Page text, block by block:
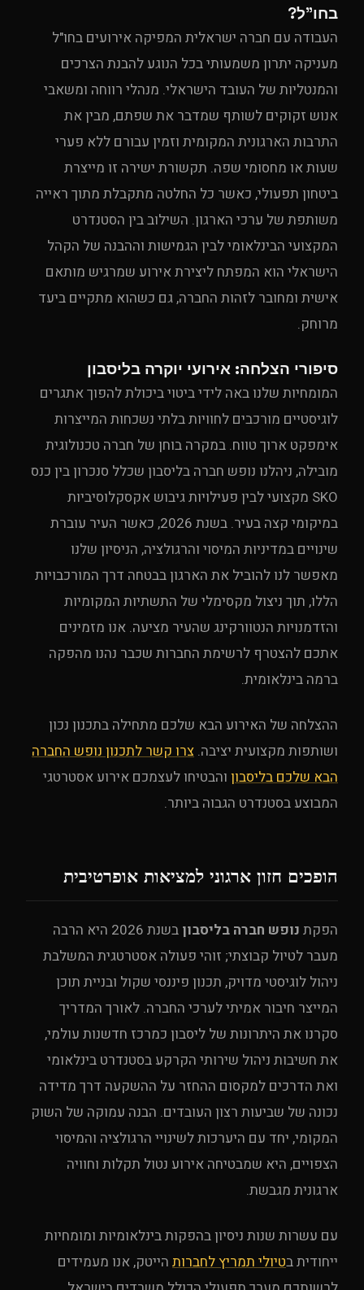
בחו"ל?
העבודה עם חברה ישראלית המפיקה אירועים בחו"ל
מעניקה יתרון משמעותי בכל הנוגע להבנת הצרכים
והמנטליות של העובד הישראלי. מנהלי רווחה ומשאבי
אנוש זקוקים לשותף שמדבר את שפתם, מבין את
התרבות הארגונית המקומית וזמין עבורם ללא פערי
שעות או מחסומי שפה. תקשורת ישירה זו מייצרת
ביטחון תפעולי, כאשר כל החלטה מתקבלת מתוך ראייה
משותפת של ערכי הארגון. השילוב בין הסטנדרט
המקצועי הבינלאומי לבין הגמישות וההבנה של הקהל
הישראלי הוא המפתח ליצירת אירוע שמרגיש מותאם
אישית ומחובר לזהות החברה, גם כשהוא מתקיים ביעד
מרוחק.
סיפורי הצלחה: אירועי יוקרה בליסבון
המומחיות שלנו באה לידי ביטוי ביכולת להפוך אתגרים
לוגיסטיים מורכבים לחוויות בלתי נשכחות המייצרות
אימפקט ארוך טווח. במקרה בוחן של חברה טכנולוגית
מובילה, ניהלנו נופש חברה בליסבון שכלל סנכרון בין כנס
SKO מקצועי לבין פעילויות גיבוש אקסקלוסיביות
במיקומי קצה בעיר. בשנת 2026, כאשר העיר עוברת
שינויים במדיניות המיסוי והרגולציה, הניסיון שלנו
מאפשר לנו להוביל את הארגון בבטחה דרך המורכבויות
הללו, תוך ניצול מקסימלי של התשתיות המקומיות
והזדמנויות הנטוורקינג שהעיר מציעה. אנו מזמינים
אתכם להצטרף לרשימת החברות שכבר נהנו מהפקה
ברמה בינלאומית.
ההצלחה של האירוע הבא שלכם מתחילה בתכנון נכון
ושותפות מקצועית יציבה. צרו קשר לתכנון נופש החברה
הבא שלכם בליסבון והבטיחו לעצמכם אירוע אסטרטגי
המבוצע בסטנדרט הגבוה ביותר.
הופכים חזון ארגוני למציאות אופרטיבית
הפקת נופש חברה בליסבון
בשנת 2026 היא הרבה
מעבר לטיול קבוצתי; זוהי פעולה אסטרטגית המשלבת
ניהול לוגיסטי מדויק, תכנון פיננסי שקול ובניית תוכן
המייצר חיבור אמיתי לערכי החברה. לאורך המדריך
סקרנו את היתרונות של ליסבון כמרכז חדשנות עולמי,
את חשיבות ניהול שירותי הקרקע בסטנדרט בינלאומי
ואת הדרכים למקסום ההחזר על ההשקעה דרך מדידה
נכונה של שביעות רצון העובדים. הבנה עמוקה של השוק
המקומי, יחד עם היערכות לשינויי הרגולציה והמיסוי
הצפויים, היא שמבטיחה אירוע נטול תקלות וחוויה
ארגונית מגבשת.
עם עשרות שנות ניסיון בהפקות בינלאומיות ומומחיות
ייחודית בטיולי תמריץ לחברות הייטק, אנו מעמידים